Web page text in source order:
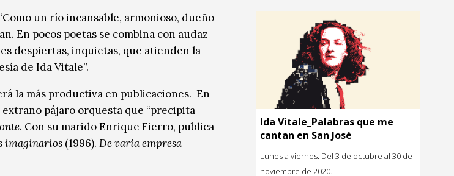
un río incansable, armonioso, dueño
En pocos poetas se combina con audaz
despiertas, inquietas, que atienden la
de Ida Vitale”.
la más productiva en publicaciones. En
pájaro orquesta que “precipita
. Con su marido Enrique Fierro, publica
imaginarios (1996). De varia empresa
Ida Vitale_Palabras que me
cantan en San José
Lunes a viernes. Del 3 de octubre al 30 de
noviembre de 2020.